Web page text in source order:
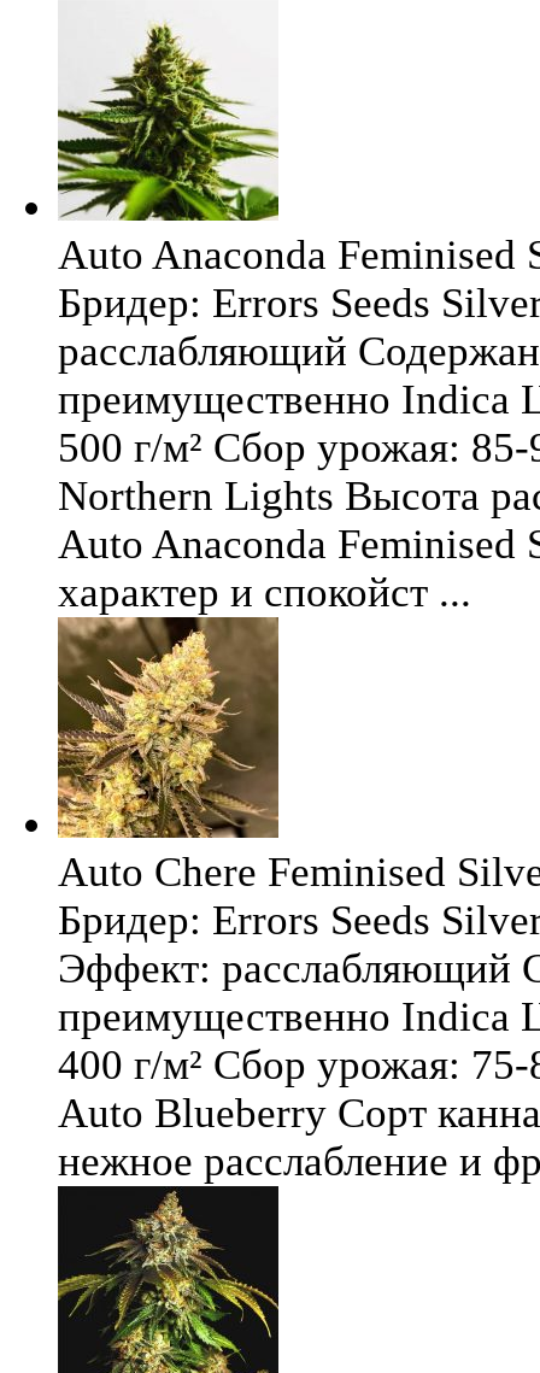
Auto Anaconda Feminised
Бридер: Errors Seeds
расслабляющий
преимущественно Indica
500 г/м² Сбор урожая:
Northern Lights Высота
Auto Anaconda
характер и спокойст ...
Auto Chere Feminised
Бридер: Errors Seeds
Эффект: расслабляющий
преимущественно Indica
400 г/м² Сбор урожая:
Auto Blueberry Сорт
нежное расслабление и